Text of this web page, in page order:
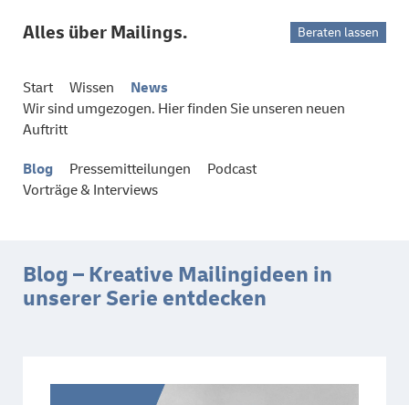
Alles über Mailings. Beraten lassen
Start Wissen
News
Wir sind umgezogen. Hier finden Sie unseren neuen
Auftritt
Blog Pressemitteilungen
Podcast
Vorträge & Interviews
Blog – Kreative Mailingideen in
unserer Serie entdecken